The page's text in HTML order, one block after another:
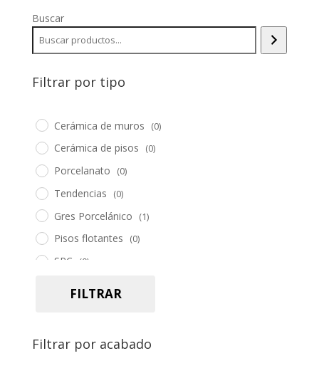
Buscar
Filtrar por tipo
Cerámica de muros (0)
Cerámica de pisos (0)
Porcelanato (0)
Tendencias (0)
Gres Porcelánico (1)
Pisos flotantes (0)
SPC (0)
Accesorios (0)
FILTRAR
Filtrar por acabado